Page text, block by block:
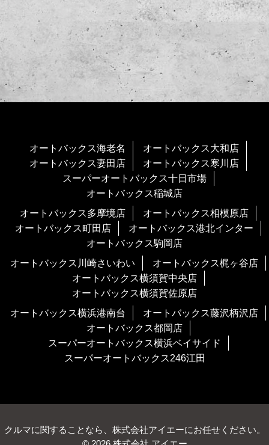
オートバックス海老名
オートバックス大和店
オートバックス妻田店
オートバックス寒川店
スーパーオートバックス十日市場
オートバックス稲城店
オートバックス多摩境店
オートバックス相模原店
オートバックス町田店
オートバックス港北インター
オートバックス駒岡店
オートバックス川崎さいわい
オートバックス梶ヶ谷店
オートバックス横須賀中央店
オートバックス横須賀佐原店
オートバックス横浜港南台
オートバックス藤沢柄沢店
オートバックス都岡店
スーパーオートバックス横浜ベイサイド
スーパーオートバックス246江田
クルマに関することなら、株式会社アイエーにお任せください。